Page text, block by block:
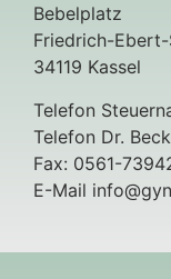
Bebelplatz
Friedrich-Ebert-
34119 Kassel
Telefon
Telefon Dr.
Fax: 0561-
E-Mail